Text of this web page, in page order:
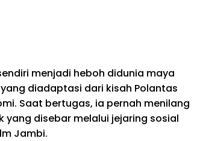
menjadi heboh didunia maya
diadaptasi dari kisah Polantas
Saat bertugas, ia pernah menilang
yang disebar melalui jejaring sosial
Jambi.